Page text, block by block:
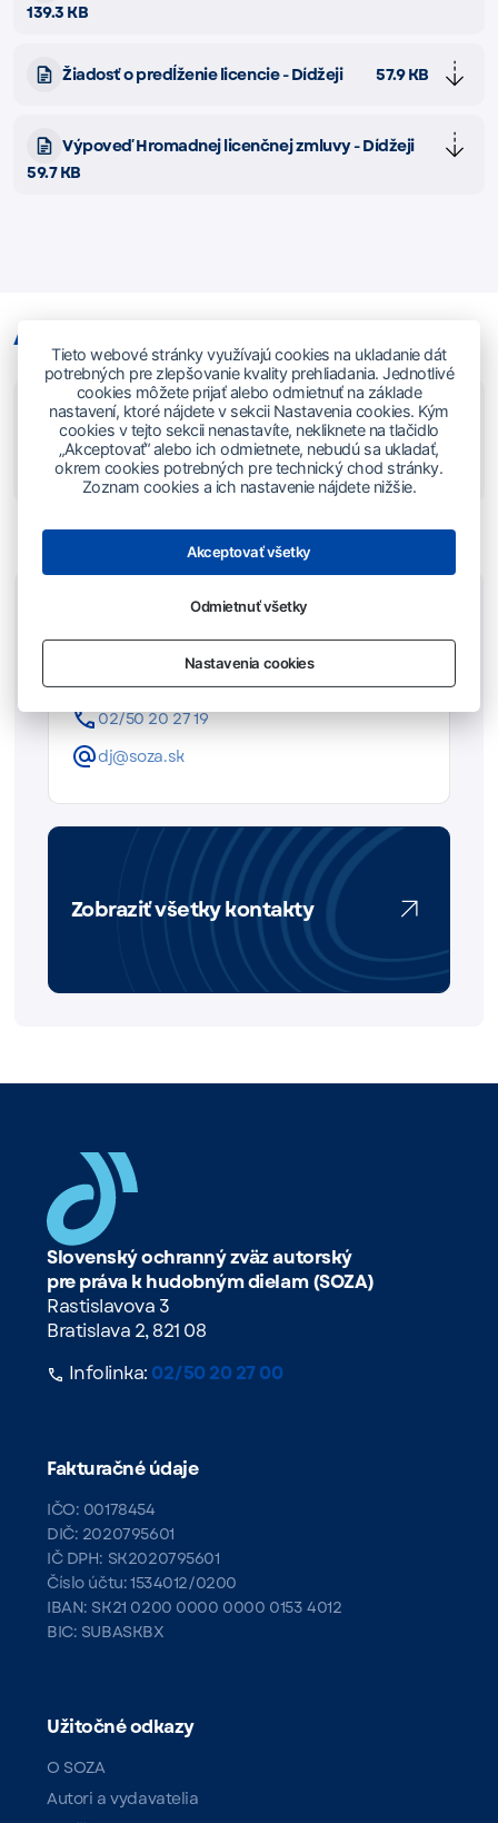
139.3 KB
Žiadosť o predĺženie licencie - Dídžeji 57.9 KB
Výpoveď Hromadnej licenčnej zmluvy - Dídžeji
59.7 KB
Archív sadzobníkov
Sadzobník autorských odmien za používanie
hudobných diel výrobou a šírením zvukových a
audiovizuálnych nosičov (záznamov) účinný od
1.1.2025
212.6 KB
Kontakt - Dídžeji
Licenčný odbor
02/50 20 27 19
dj@soza.sk
Zobraziť všetky kontakty
Slovenský ochranný zväz autorský
pre práva k hudobným dielam (SOZA)
Rastislavova 3
Bratislava 2, 821 08
Infolinka: 02/50 20 27 00
Fakturačné údaje
IČO: 00178454
DIČ: 2020795601
IČ DPH: SK2020795601
Číslo účtu: 1534012/0200
IBAN: SK21 0200 0000 0000 0153 4012
BIC: SUBASKBX
Užitočné odkazy
O SOZA
Autori a vydavatelia
Tieto webové stránky využívajú cookies na ukladanie dát
potrebných pre zlepšovanie kvality prehliadania. Jednotlivé
cookies môžete prijať alebo odmietnuť na základe
nastavení, ktoré nájdete v sekcii Nastavenia cookies. Kým
cookies v tejto sekcii nenastavíte, nekliknete na tlačidlo
„Akceptovať“ alebo ich odmietnete, nebudú sa ukladať,
okrem cookies potrebných pre technický chod stránky.
Zoznam cookies a ich nastavenie nájdete nižšie.
Akceptovať všetky
Odmietnuť všetky
Nastavenia cookies